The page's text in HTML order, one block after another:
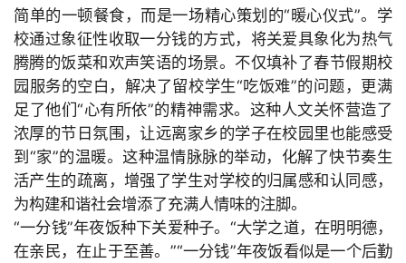
简单的一顿餐食，而是一场精心策划的“暖心仪式”。学
校通过象征性收取一分钱的方式，将关爱具象化为热气
腾腾的饭菜和欢声笑语的场景。不仅填补了春节假期校
园服务的空白，解决了留校学生“吃饭难”的问题，更满
足了他们“心有所依”的精神需求。这种人文关怀营造了
浓厚的节日氛围，让远离家乡的学子在校园里也能感受
到“家”的温暖。这种温情脉脉的举动，化解了快节奏生
活产生的疏离，增强了学生对学校的归属感和认同感，
为构建和谐社会增添了充满人情味的注脚。
“一分钱”年夜饭种下关爱种子。“大学之道，在明明德，
在亲民，在止于至善。”“一分钱”年夜饭看似是一个后勤